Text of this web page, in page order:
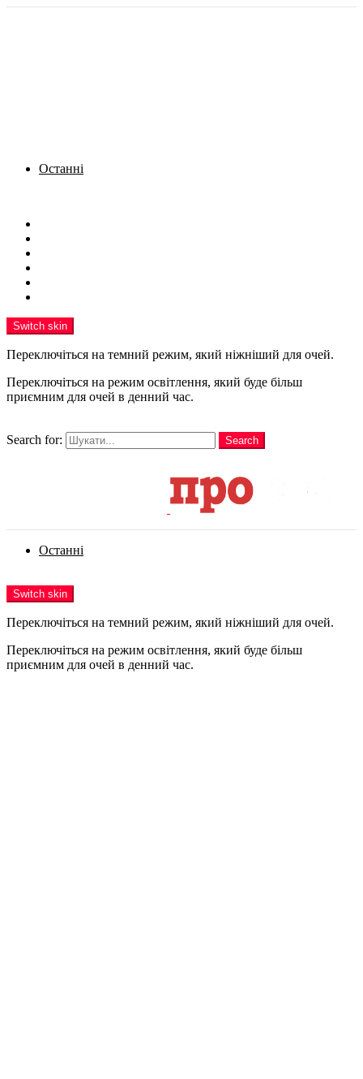
Останні
Switch skin
Переключіться на темний режим, який ніжніший для очей.
Переключіться на режим освітлення, який буде більш
приємним для очей в денний час.
Search for:
Search
Останні
Switch skin
Переключіться на темний режим, який ніжніший для очей.
Переключіться на режим освітлення, який буде більш
приємним для очей в денний час.